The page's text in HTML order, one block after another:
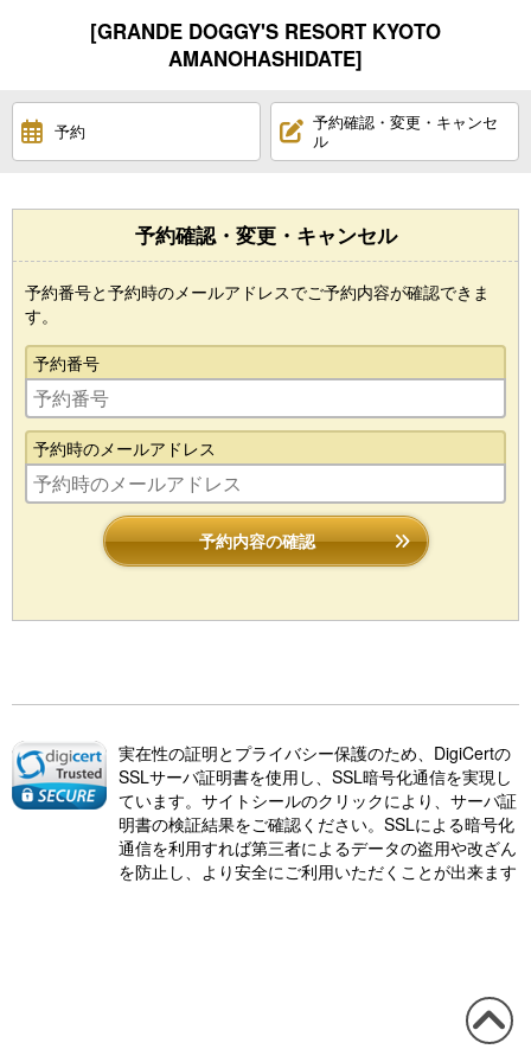
[GRANDE DOGGY'S RESORT KYOTO
AMANOHASHIDATE]
予約
予約確認・変更・キャンセ
ル
予約確認・変更・キャンセル
予約番号と予約時のメールアドレスでご予約内容が確認できま
す。
予約番号
予約時のメールアドレス
予約内容の確認
実在性の証明とプライバシー保護のため、DigiCertの
SSLサーバ証明書を使用し、SSL暗号化通信を実現し
ています。サイトシールのクリックにより、サーバ証
明書の検証結果をご確認ください。SSLによる暗号化
通信を利用すれば第三者によるデータの盗用や改ざん
を防止し、より安全にご利用いただくことが出来ます